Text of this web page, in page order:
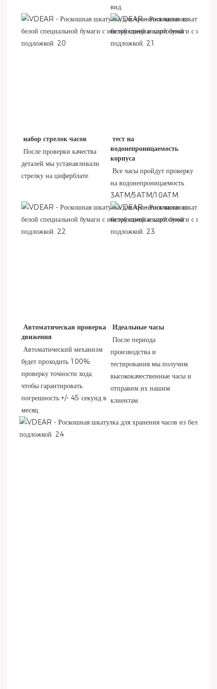
вид.
набор стрелок часов
После проверки качества
деталей мы устанавливали
стрелку на циферблате.
тест на
водонепроницаемость
корпуса
Все часы пройдут проверку
на водонепроницаемость
3ATM/5ATM/10ATM.
Автоматическая проверка
движения
Автоматический механизм
будет проходить 100%
проверку точности хода,
чтобы гарантировать
погрешность +/- 45 секунд в
месяц.
Идеальные часы
После периода
производства и
тестирования мы получим
высококачественные часы и
отправим их нашим
клиентам.